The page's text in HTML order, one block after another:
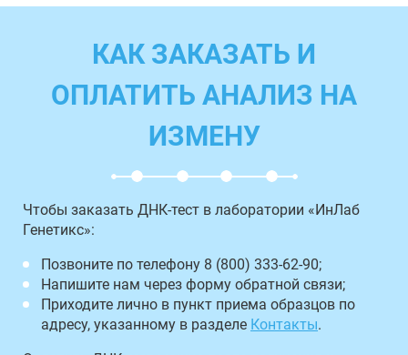
КАК ЗАКАЗАТЬ И
ОПЛАТИТЬ АНАЛИЗ НА
ИЗМЕНУ
Чтобы заказать ДНК-тест в лаборатории «ИнЛаб
Генетикс»:
Позвоните по телефону 8 (800) 333-62-90;
Напишите нам через форму обратной связи;
Приходите лично в пункт приема образцов по
адресу, указанному в разделе Контакты.